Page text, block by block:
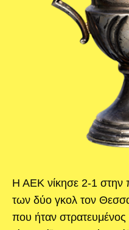
Η ΑΕΚ νίκησε 2-1 στην
των δύο γκολ τον
που ήταν στρατευμένος